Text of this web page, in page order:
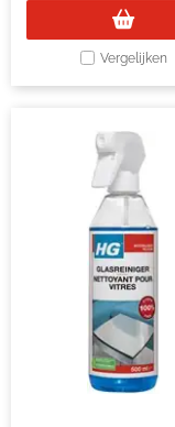
Vergelijken